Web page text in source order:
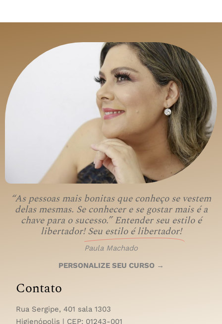
“As pessoas mais bonitas que conheço se vestem
delas mesmas. Se conhecer e se gostar mais é a
chave para o sucesso.” Entender seu estilo é
libertador! Seu estilo é libertador!
Paula Machado
PERSONALIZE SEU CURSO →
Contato
Rua Sergipe, 401 sala 1303
Higienópolis | CEP: 01243-001